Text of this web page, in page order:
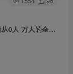
凯哥真正的直接快速起号的方法，实战主播从0人-万人的全程记录和讲解